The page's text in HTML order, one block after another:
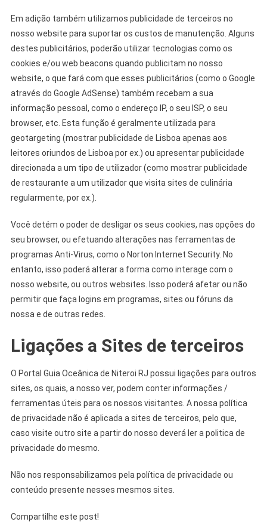
Em adição também utilizamos publicidade de terceiros no
nosso website para suportar os custos de manutenção. Alguns
destes publicitários, poderão utilizar tecnologias como os
cookies e/ou web beacons quando publicitam no nosso
website, o que fará com que esses publicitários (como o Google
através do Google AdSense) também recebam a sua
informação pessoal, como o endereço IP, o seu ISP, o seu
browser, etc. Esta função é geralmente utilizada para
geotargeting (mostrar publicidade de Lisboa apenas aos
leitores oriundos de Lisboa por ex.) ou apresentar publicidade
direcionada a um tipo de utilizador (como mostrar publicidade
de restaurante a um utilizador que visita sites de culinária
regularmente, por ex.).
Você detém o poder de desligar os seus cookies, nas opções do
seu browser, ou efetuando alterações nas ferramentas de
programas Anti-Virus, como o Norton Internet Security. No
entanto, isso poderá alterar a forma como interage com o
nosso website, ou outros websites. Isso poderá afetar ou não
permitir que faça logins em programas, sites ou fóruns da
nossa e de outras redes.
Ligações a Sites de terceiros
O Portal Guia Oceânica de Niteroi RJ possui ligações para outros
sites, os quais, a nosso ver, podem conter informações /
ferramentas úteis para os nossos visitantes. A nossa política
de privacidade não é aplicada a sites de terceiros, pelo que,
caso visite outro site a partir do nosso deverá ler a politica de
privacidade do mesmo.
Não nos responsabilizamos pela política de privacidade ou
conteúdo presente nesses mesmos sites.
Compartilhe este post!